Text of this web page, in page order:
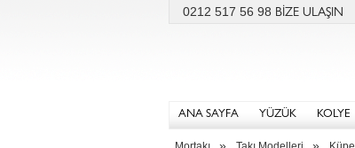
0212 517 56 98 BİZE ULAŞIN
ANA SAYFA YÜZÜK KOLYE